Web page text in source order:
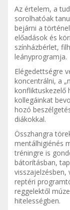
Az értelem, a
sorolhatóak
bejárni a
előadások és
színházbérlet,
leányprogramja.
Elégedettségre
koncentrálni, a
konfliktuskezelő
kollegáinkat
hozó
diákokkal.
Összhangra
mentálhigiénés
tréningre is
bátorításban,
reptéri
reggelektől
hitelességben.